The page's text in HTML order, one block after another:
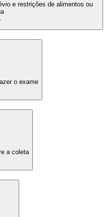
e restrições de alimentos ou
o exame
a coleta